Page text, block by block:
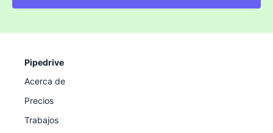
Pipedrive
Acerca de
Precios
Trabajos